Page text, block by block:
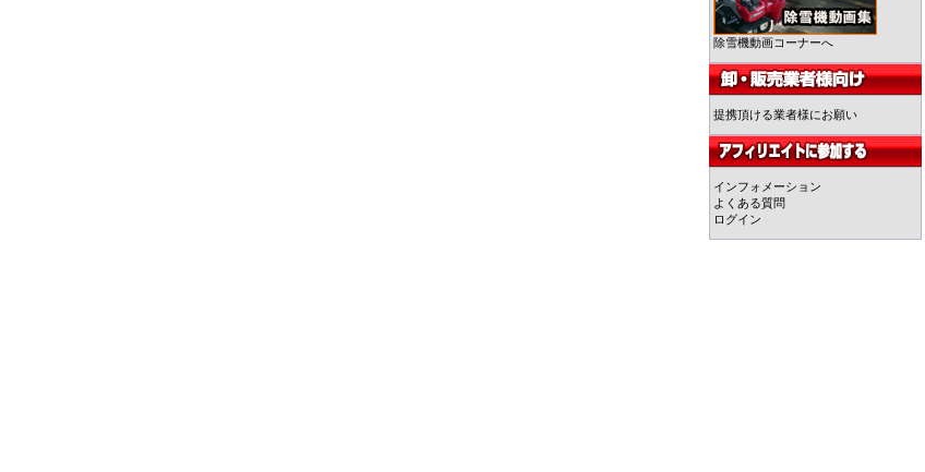
除雪機動画コーナーへ
提携頂ける業者様にお願い
インフォメーション
よくある質問
ログイン